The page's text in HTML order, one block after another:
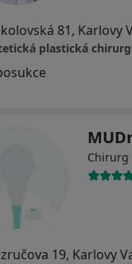
81, Karlovy
plastická
Chirurg
19, Karlovy